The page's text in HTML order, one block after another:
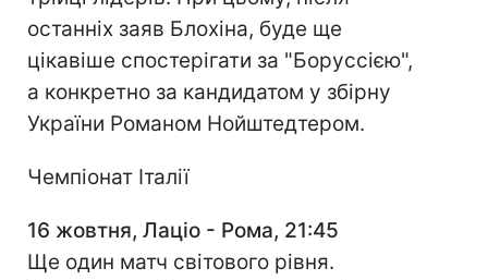
останніх заяв Блохіна, буде ще
цікавіше спостерігати за "Боруссією",
а конкретно за кандидатом у збірну
України Романом Нойштедтером.
Чемпіонат Італії
16 жовтня, Лаціо - Рома, 21:45
Ще один матч світового рівня.